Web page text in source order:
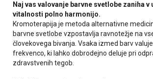
Naj vas valovanje barvne svetlobe zaniha v
vitalnosti polno harmonijo.
Kromoterapija je metoda alternativne
barvne svetlobe vzpostavlja ravnotežje na
človekovega bivanja. Vsaka izmed barv
frekvenco, ki lahko dobrodejno deluje pri
zdravstvenih tegob.